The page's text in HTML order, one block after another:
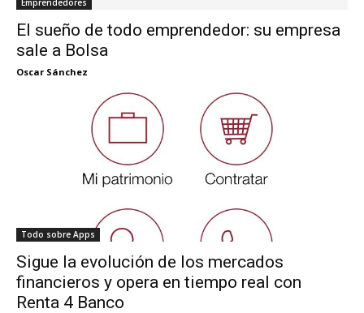
El sueño de todo emprendedor: su empresa
sale a Bolsa
Oscar Sánchez
Todo sobre Apps
Sigue la evolución de los mercados
financieros y opera en tiempo real con
Renta 4 Banco